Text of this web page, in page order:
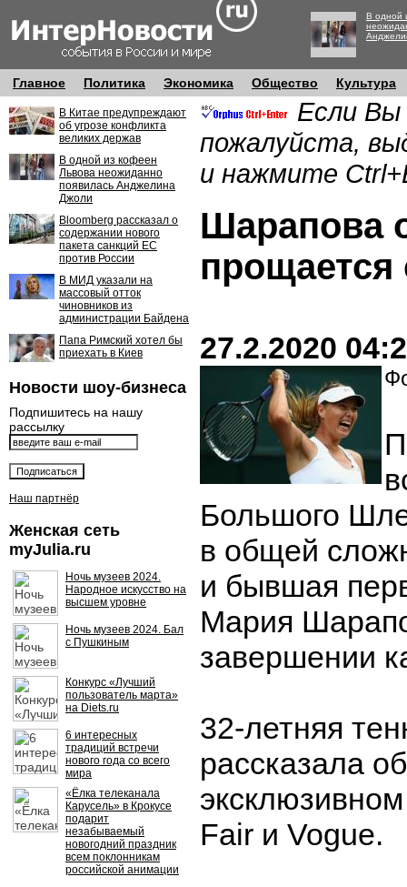
В одной
Главное Политика Экономика Общество Культура
В Китае предупреждают
об угрозе конфликта
великих держав
В одной из кофеен
Львова неожиданно
появилась Анджелина
Джоли
Bloomberg рассказал о
содержании нового
пакета санкций ЕС
против России
В МИД указали на
массовый отток
чиновников из
администрации Байдена
Папа Римский хотел бы
приехать в Киев
Новости шоу-бизнеса
Подпишитесь на нашу
рассылку
Наш партнёр
Женская сеть
myJulia.ru
Ночь музеев 2024.
Народное искусство на
высшем уровне
Ночь музеев 2024. Бал
с Пушкиным
Конкурс «Лучший
пользователь марта»
на Diets.ru
6 интересных
традиций встречи
нового года со всего
мира
«Ёлка телеканала
Карусель» в Крокусе
подарит
незабываемый
новогодний праздник
всем поклонникам
российской анимации
Если Вы
пожалуйста,
и нажмите
Шарапова
прощается
27.2.2020
Большого
в общей
и бывшая
Мария
завершении
32-летняя
рассказала
Fair и Vogue.